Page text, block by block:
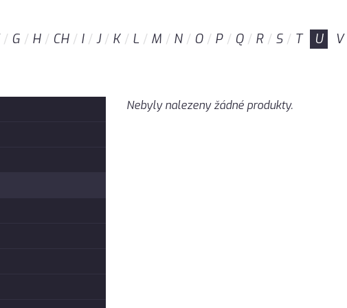
G H CH I J K L M N O P Q R S T U V
Nebyly nalezeny žádné produkty.